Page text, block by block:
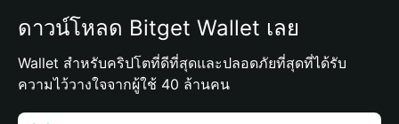
ดาวน์โหลด Bitget Wallet เลย
Wallet สำหรับคริปโตที่ดีที่สุดและปลอดภัยที่สุดที่ได้รับ
ความไว้วางใจจากผู้ใช้ 40 ล้านคน